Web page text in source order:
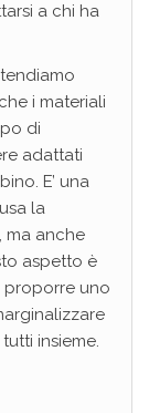
a chi ha
i materiali
di
adattati
E’ una
la
ma anche
aspetto è
uno
insieme.